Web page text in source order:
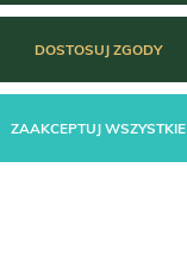
DOSTOSUJ ZGODY
ZAAKCEPTUJ WSZYSTKIE